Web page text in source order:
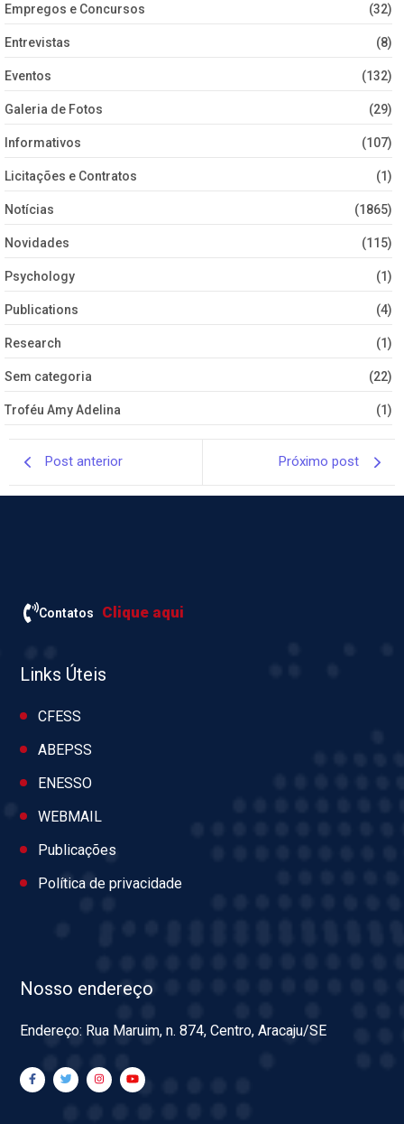
Empregos e Concursos (32)
Entrevistas (8)
Eventos (132)
Galeria de Fotos (29)
Informativos (107)
Licitações e Contratos (1)
Notícias (1865)
Novidades (115)
Psychology (1)
Publications (4)
Research (1)
Sem categoria (22)
Troféu Amy Adelina (1)
Post anterior Próximo post
Contatos Clique aqui
Links Úteis
CFESS
ABEPSS
ENESSO
WEBMAIL
Publicações
Política de privacidade
Nosso endereço
Endereço: Rua Maruim, n. 874, Centro, Aracaju/SE